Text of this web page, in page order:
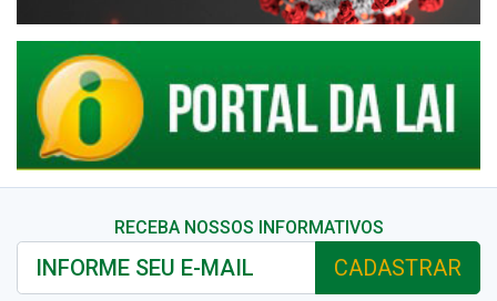
RECEBA NOSSOS INFORMATIVOS
CADASTRAR